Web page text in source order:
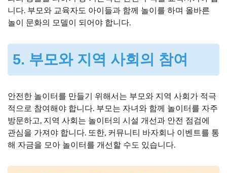
니다. 부모와 교육자도 아이들과 함께 놀이를 하며 올바른
놀이 문화의 모델이 되어야 합니다.
5. 부모와 지역 사회의 참여
안전한 놀이터를 만들기 위해서는 부모와 지역 사회가 적극
적으로 참여해야 합니다. 부모는 자녀와 함께 놀이터를 자주
방문하고, 지역 사회는 놀이터의 시설 개선과 안전 점검에
관심을 가져야 합니다. 또한, 커뮤니티 바자회나 이벤트를 통
해 자금을 모아 놀이터를 개선할 수도 있습니다.